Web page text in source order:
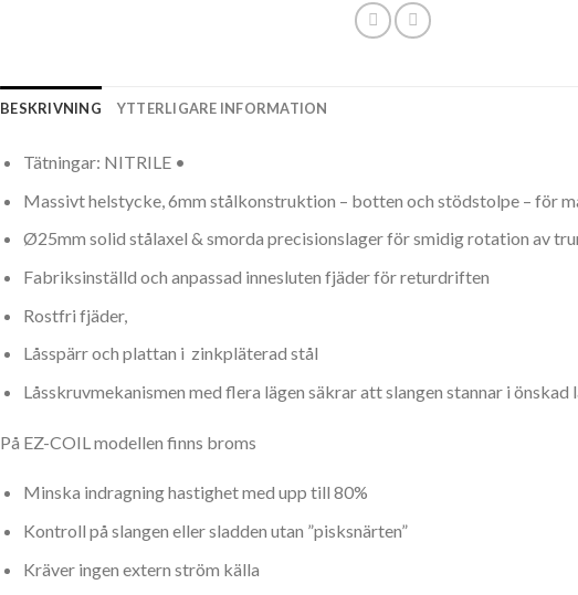
BESKRIVNING YTTERLIGARE INFORMATION
Tätningar: NITRILE •
Massivt helstycke, 6mm stålkonstruktion – botten och stödstolpe – för
Ø25mm solid stålaxel & smorda precisionslager för smidig rotation av
Fabriksinställd och anpassad innesluten fjäder för returdriften
Rostfri fjäder,
Låsspärr och plattan i zinkpläterad stål
Låsskruvmekanismen med flera lägen säkrar att slangen stannar i önskad
På EZ-COIL modellen finns broms
Minska indragning hastighet med upp till 80%
Kontroll på slangen eller sladden utan ”pisksnärten”
Kräver ingen extern ström källa